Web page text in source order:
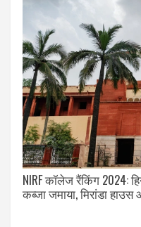
NIRF कॉलेज रैंकिंग 2024:
कब्जा जमाया, मिरांडा